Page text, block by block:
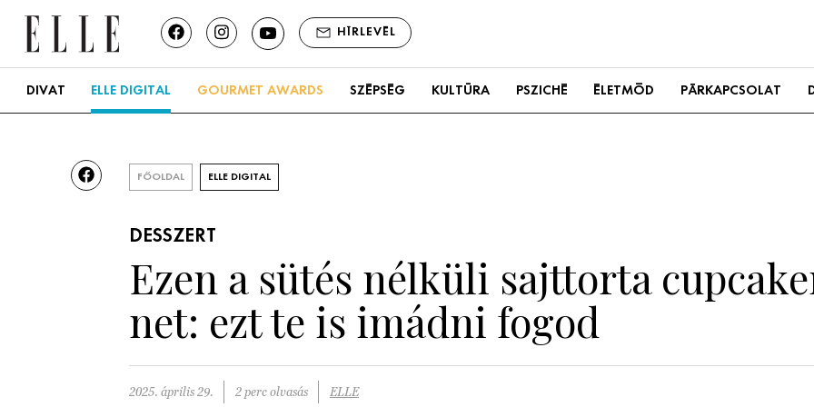
HÍRLEVÉL
DIVAT ELLE DIGITAL GOURMET AWARDS SZÉPSÉG KULTÚRA PSZICHÉ ÉLETMÓD PÁRKAPCSOLAT
FŐOLDAL ELLE DIGITAL
DESSZERT
Ezen a sütés nélküli sajttorta
net: ezt te is imádni fogod
2025. április 29. 2 perc olvasás ELLE